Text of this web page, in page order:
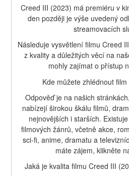
Creed III (2023) má premiéru v
den později je výše uvedený
streamovacích
Následuje vysvětlení filmu Creed
z kvality a důležitých věcí na
mohly zajímat o přístup
Kde můžete zhlédnout
Odpověď je na našich
nabízejí širokou škálu filmů,
nejnovějších i starších.
filmových žánrů, včetně akce,
sci-fi, anime, dramatu a
máte zájem, klikněte
Jaká je kvalita filmu Creed III